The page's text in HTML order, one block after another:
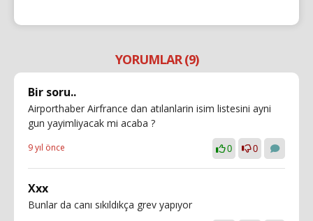
YORUMLAR (9)
Bir soru..
Airporthaber Airfrance dan atılanlarin isim listesini ayni
gun yayimliyacak mi acaba ?
9 yıl önce 0 0
Xxx
Bunlar da canı sıkıldıkça grev yapıyor